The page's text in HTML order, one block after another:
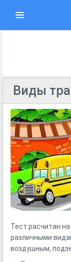
Виды
Тест расчитан
различными
воздушным,